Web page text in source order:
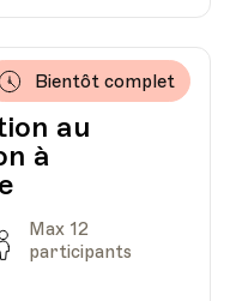
au
à
Bientôt complet
Capacité
Max 12
participants